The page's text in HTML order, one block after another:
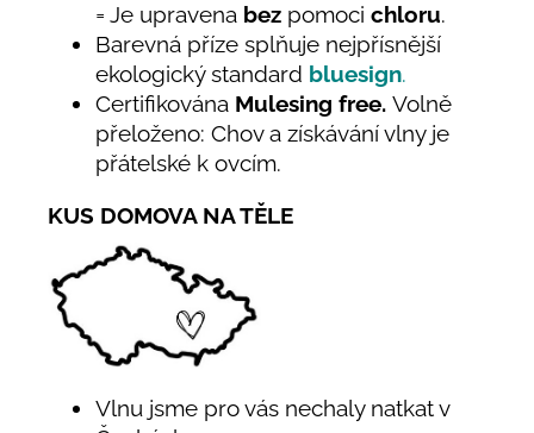
= Je upravena bez pomoci chloru.
Barevná příze splňuje nejpřísnější
ekologický standard bluesign.
Certifikována Mulesing free. Volně
přeloženo: Chov a získávání vlny je
přátelské k ovcím.
KUS DOMOVA NA TĚLE
Vlnu jsme pro vás nechaly natkat v